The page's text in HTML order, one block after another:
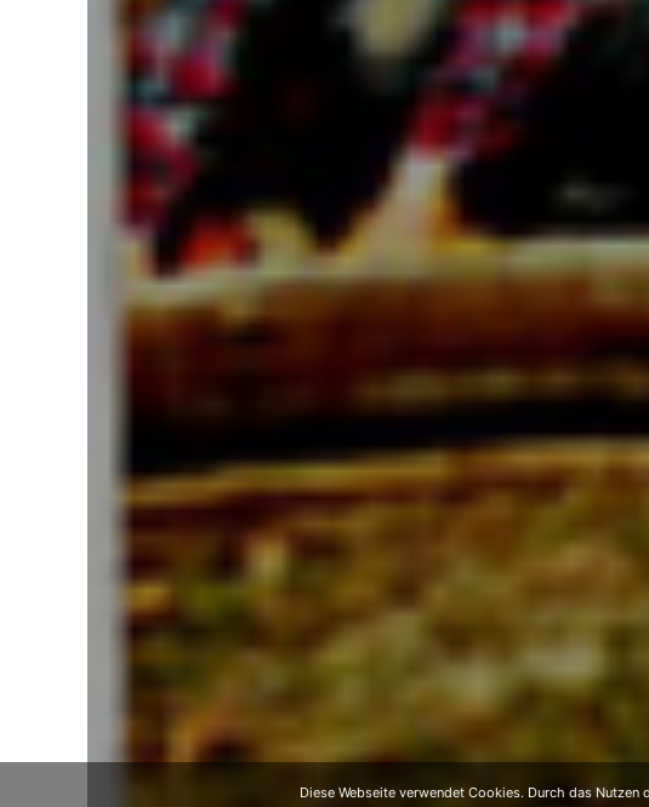
Diese Webseite verwendet Cookies. Durch das